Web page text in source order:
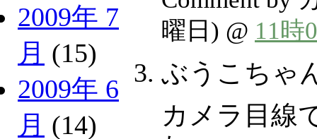
2009年 7
月 (15)
2009年 6
月 (14)
曜日) @ 11時
ぶうこちゃ
カメラ目線